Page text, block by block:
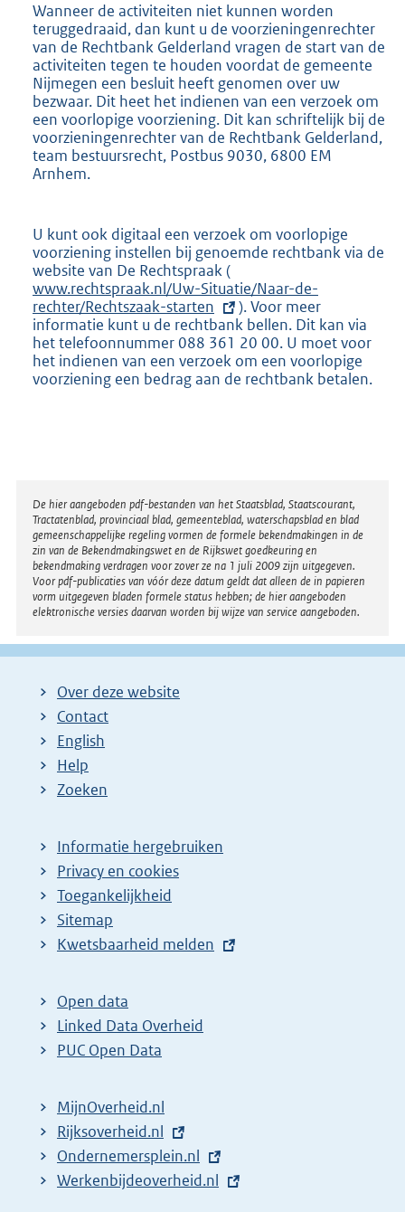
:
Wanneer de activiteiten niet kunnen worden
teruggedraaid, dan kunt u de voorzieningenrechter
van de Rechtbank Gelderland vragen de start van de
activiteiten tegen te houden voordat de gemeente
Nijmegen een besluit heeft genomen over uw
bezwaar. Dit heet het indienen van een verzoek om
een voorlopige voorziening. Dit kan schriftelijk bij de
voorzieningenrechter van de Rechtbank Gelderland,
team bestuursrecht, Postbus 9030, 6800 EM
Arnhem.
U kunt ook digitaal een verzoek om voorlopige
voorziening instellen bij genoemde rechtbank via de
website van De Rechtspraak (
x
t
e
r
n
e
www.rechtspraak.nl/Uw-Situatie/Naar-de-
rechter/Rechtszaak-starten
). Voor meer
informatie kunt u de rechtbank bellen. Dit kan via
het telefoonnummer 088 361 20 00. U moet voor
het indienen van een verzoek om een voorlopige
voorziening een bedrag aan de rechtbank betalen.
Disclaimer
De hier aangeboden pdf-bestanden van het Staatsblad, Staatscourant,
Tractatenblad, provinciaal blad, gemeenteblad, waterschapsblad en blad
gemeenschappelijke regeling vormen de formele bekendmakingen in de
zin van de Bekendmakingswet en de Rijkswet goedkeuring en
bekendmaking verdragen voor zover ze na 1 juli 2009 zijn uitgegeven.
Voor pdf-publicaties van vóór deze datum geldt dat alleen de in papieren
vorm uitgegeven bladen formele status hebben; de hier aangeboden
elektronische versies daarvan worden bij wijze van service aangeboden.
Over deze website
Contact
English
Help
Zoeken
Informatie hergebruiken
Privacy en cookies
Toegankelijkheid
Sitemap
E
t
e
r
l
i
n
k
Kwetsbaarheid melden
Open data
Linked Data Overheid
PUC Open Data
MijnOverheid.nl
E
x
t
Rijksoverheid.nl
E
x
Ondernemersplein.nl
E
Werkenbijdeoverheid.nl